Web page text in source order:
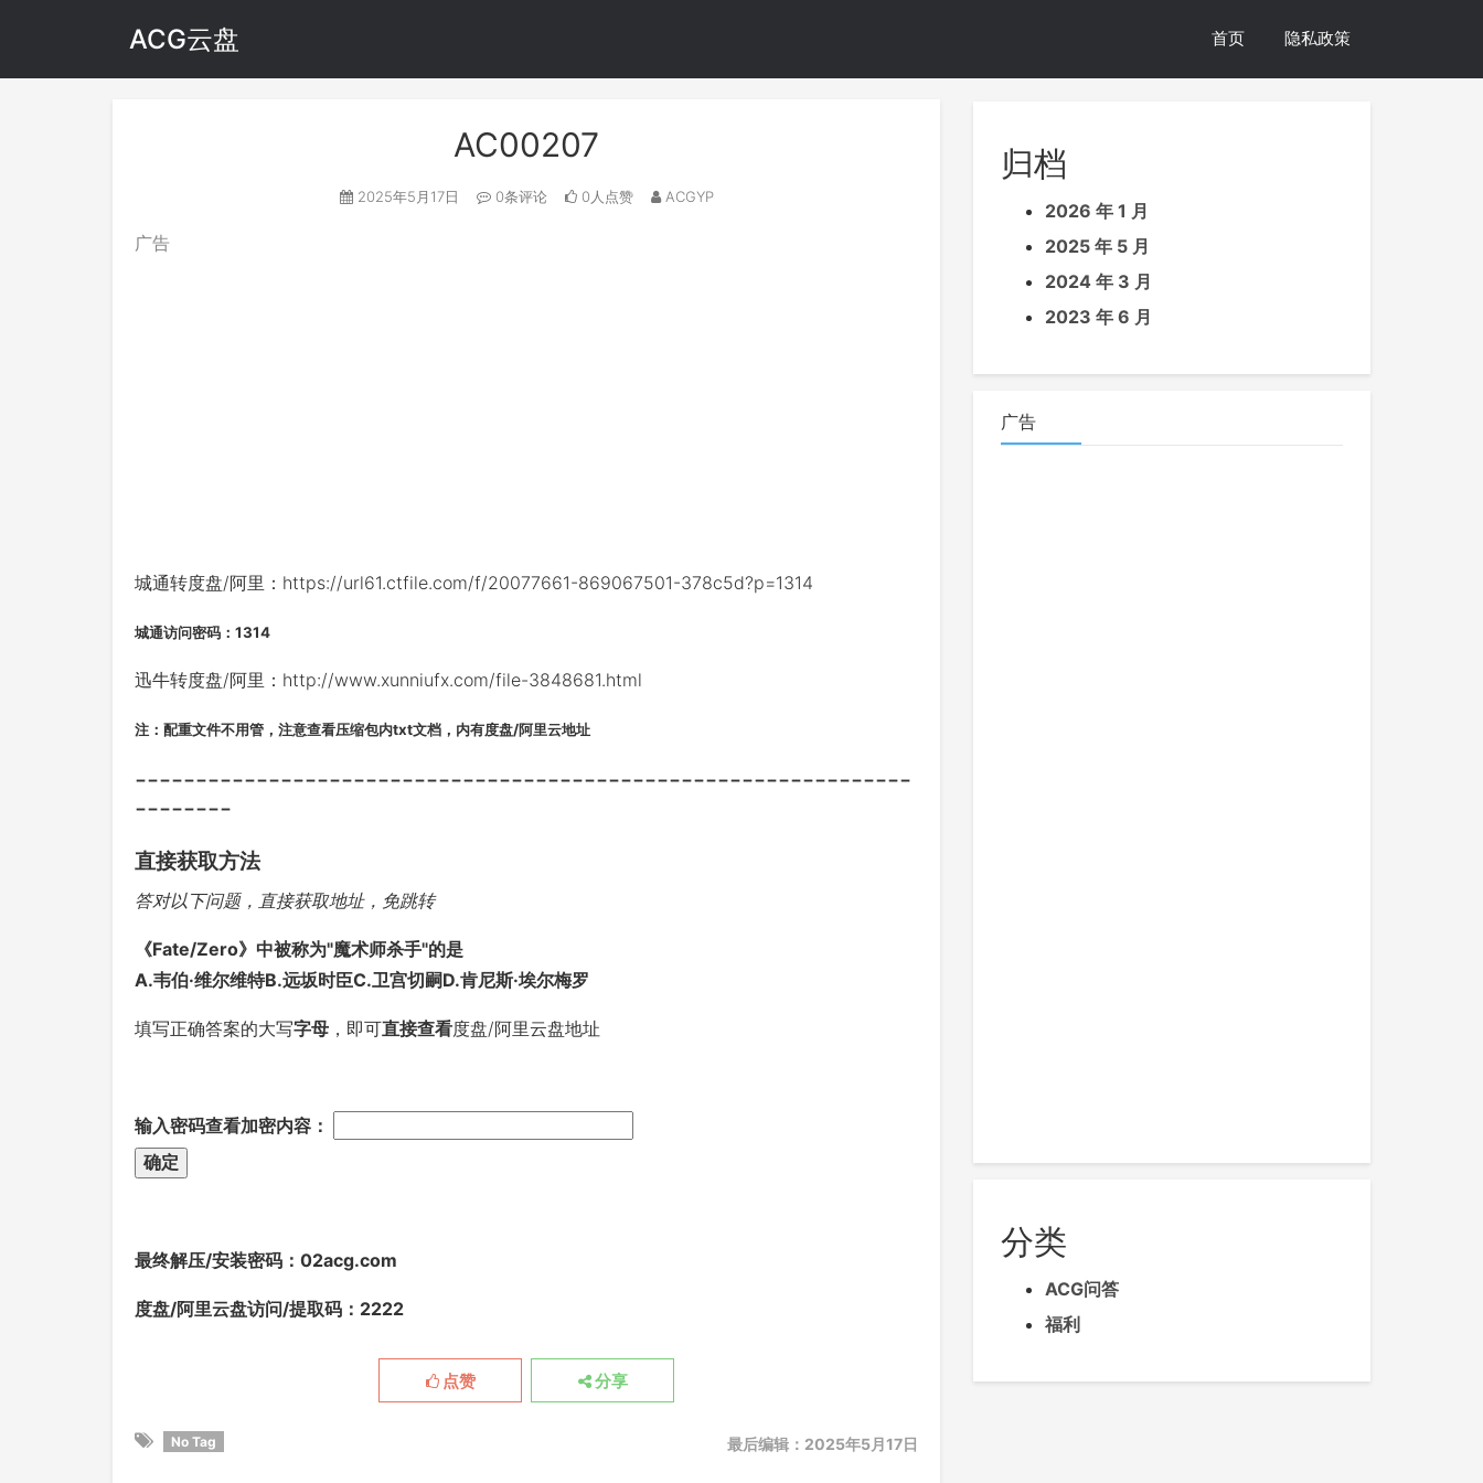
ACG云盘 首页 隐私政策
AC00207
2025年5月17日 0条评论 0人点赞 ACGYP
广告
城通转度盘/阿里：https://url61.ctfile.com/f/20077661-869067501-378c5d?p=1314
城通访问密码：1314
迅牛转度盘/阿里：http://www.xunniufx.com/file-3848681.html
注：配重文件不用管，注意查看压缩包内txt文档，内有度盘/阿里云地址
----------------------------------------------------------------
--------
直接获取方法
答对以下问题，直接获取地址，免跳转
《Fate/Zero》中被称为"魔术师杀手"的是
A.韦伯·维尔维特B.远坂时臣C.卫宫切嗣D.肯尼斯·埃尔梅罗
填写正确答案的大写字母 ，即可直接查看度盘/阿里云盘地址
输入密码查看加密内容：
最终解压/安装密码 ：02acg.com
度盘/阿里云盘访问/提取码：2222
点赞 分享
No Tag 最后编辑：2025年5月17日
归档
2026 年 1 月
2025 年 5 月
2024 年 3 月
2023 年 6 月
广告
分类
ACG问答
福利